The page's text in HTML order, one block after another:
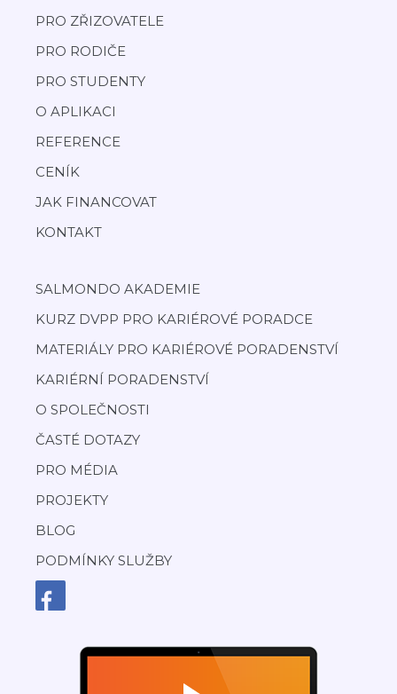
PRO ZŘIZOVATELE
PRO RODIČE
PRO STUDENTY
O APLIKACI
REFERENCE
CENÍK
JAK FINANCOVAT
KONTAKT
SALMONDO AKADEMIE
KURZ DVPP PRO KARIÉROVÉ PORADCE
MATERIÁLY PRO KARIÉROVÉ PORADENSTVÍ
KARIÉRNÍ PORADENSTVÍ
O SPOLEČNOSTI
ČASTÉ DOTAZY
PRO MÉDIA
PROJEKTY
BLOG
PODMÍNKY SLUŽBY